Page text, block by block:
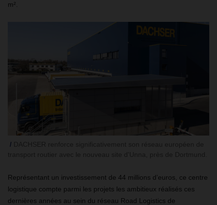
m².
Représentant un investissement de 44 millions d’euros, ce centre
logistique compte parmi les projets les ambitieux réalisés ces
dernières années au sein du réseau Road Logistics de